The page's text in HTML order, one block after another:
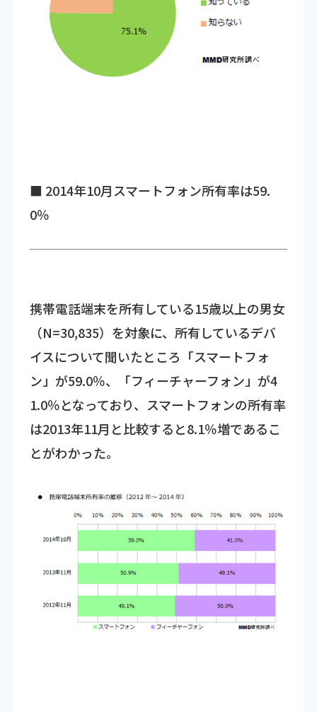
■ 2014年10月スマートフォン所有率は59.
0％
携帯電話端末を所有している15歳以上の男女
（N=30,835）を対象に、所有しているデバ
イスについて聞いたところ「スマートフォ
ン」が59.0％、「フィーチャーフォン」が4
1.0％となっており、スマートフォンの所有率
は2013年11月と比較すると8.1％増であるこ
とがわかった。